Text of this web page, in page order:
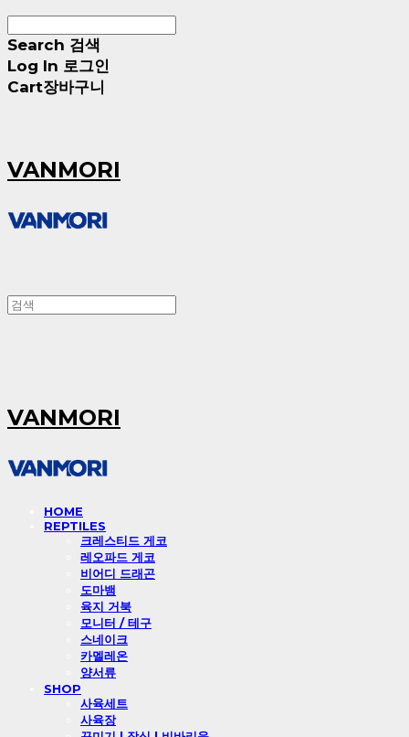
Search 검색
Log In 로그인
Cart장바구니
VANMORI
VANMORI
HOME
REPTILES
크레스티드 게코
레오파드 게코
비어디 드래곤
도마뱀
육지 거북
모니터 / 테구
스네이크
카멜레온
양서류
SHOP
사육세트
사육장